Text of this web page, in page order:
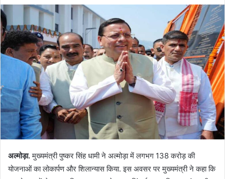
अल्मोड़ा.मुख्यमंत्री पुष्कर सिंह धामी ने अल्मोड़ा में लगभग 138 करोड़ की
योजनाओं का लोकार्पण और शिलान्यास किया. इस अवसर पर मुख्यमंत्री ने कहा कि